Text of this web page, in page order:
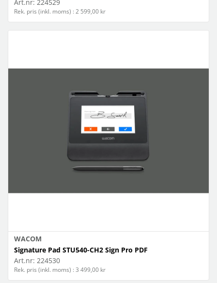
Art.nr: 224529
Rek. pris (inkl. moms) : 2 599,00 kr
WACOM
Signature Pad STU540-CH2 Sign Pro PDF
Art.nr: 224530
Rek. pris (inkl. moms) : 3 499,00 kr